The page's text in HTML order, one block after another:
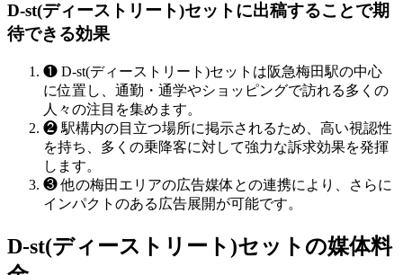
D-st(ディーストリート)セットに出稿することで期
待できる効果
❶ D-st(ディーストリート)セットは阪急梅田駅の中心
に位置し、通勤・通学やショッピングで訪れる多くの
人々の注目を集めます。
❷ 駅構内の目立つ場所に掲示されるため、高い視認性
を持ち、多くの乗降客に対して強力な訴求効果を発揮
します。
❸ 他の梅田エリアの広告媒体との連携により、さらに
インパクトのある広告展開が可能です。
D-st(ディーストリート)セットの媒体料